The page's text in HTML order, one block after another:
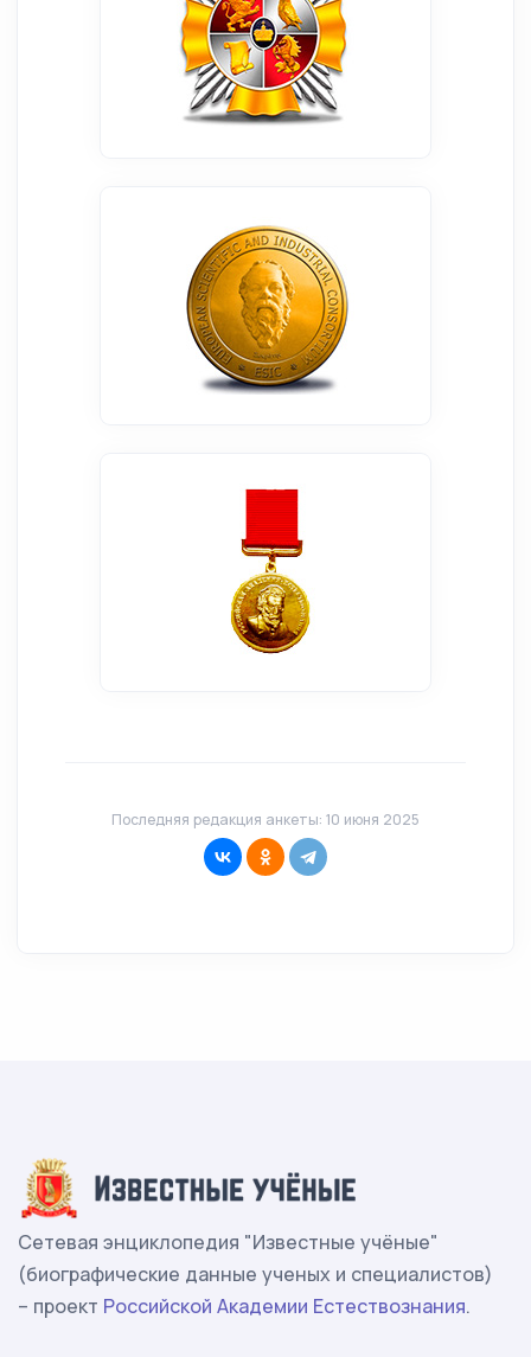
Последняя редакция анкеты: 10 июня 2025
Сетевая энциклопедия "Известные учёные"
(биографические данные ученых и специалистов)
– проект Российской Академии Естествознания.